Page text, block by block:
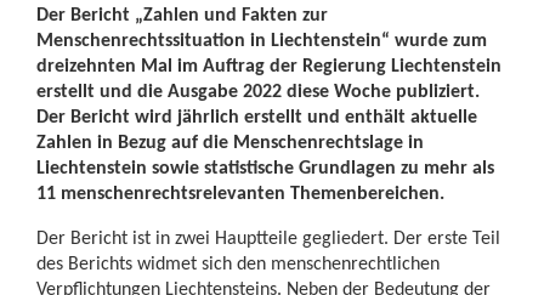
Der Bericht „Zahlen und Fakten zur
Menschenrechtssituation in Liechtenstein“ wurde zum
dreizehnten Mal im Auftrag der Regierung Liechtenstein
erstellt und die Ausgabe 2022 diese Woche publiziert.
Der Bericht wird jährlich erstellt und enthält aktuelle
Zahlen in Bezug auf die Menschenrechtslage in
Liechtenstein sowie statistische Grundlagen zu mehr als
11 menschenrechtsrelevanten Themenbereichen.
Der Bericht ist in zwei Hauptteile gegliedert. Der erste Teil
des Berichts widmet sich den menschenrechtlichen
Verpflichtungen Liechtensteins. Neben der Bedeutung der